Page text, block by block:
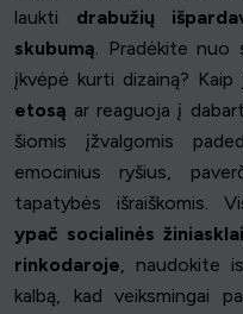
laukti drabužių
skubumą. Pradėkite nuo
įkvėpė kurti dizainą?
etosą ar reaguoja į
šiomis įžvalgomis
emocinius ryšius,
tapatybės išraiškomis.
ypač socialinės
rinkodaroje, naudokite
kalbą, kad veiksmingai